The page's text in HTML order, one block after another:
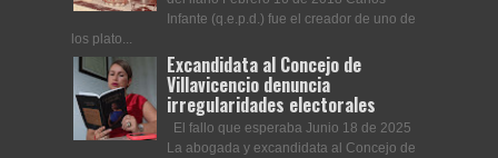
Infante (q.e.p.d.) fue el creador de uno de
los plato...
Excandidata al Concejo de
Villavicencio denuncia
irregularidades electorales
El fallo que esperaba Junio 18 de 2025
La abogada y excandidata al Concejo de